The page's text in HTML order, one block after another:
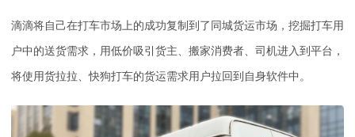
滴滴将自己在打车市场上的成功复制到了同城货运市场，挖掘打车用
户中的送货需求，用低价吸引货主、搬家消费者、司机进入到平台，
将使用货拉拉、快狗打车的货运需求用户拉回到自身软件中。